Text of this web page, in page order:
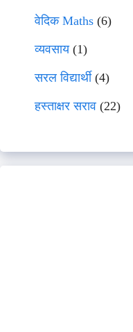
वेदिक Maths (6)
व्यवसाय(1)
सरल विद्यार्थी(4)
हस्ताक्षर सराव (22)